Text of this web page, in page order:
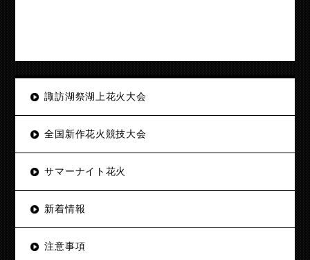
諏訪湖祭湖上花火大会
全国新作花火競技大会
サマーナイト花火
新着情報
注意事項